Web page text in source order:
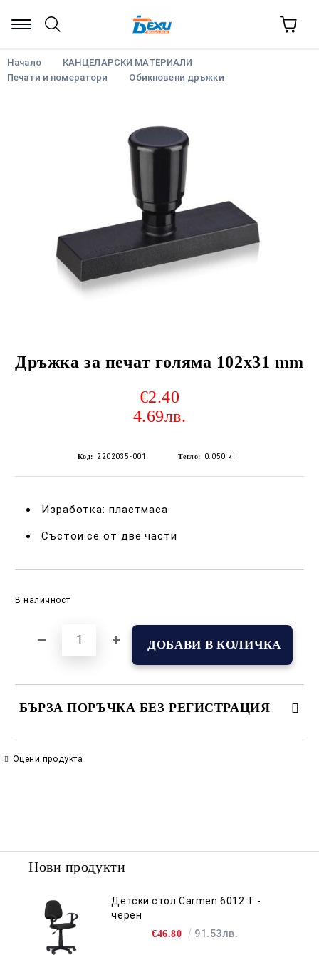
Начало
КАНЦЕЛАРСКИ МАТЕРИАЛИ
Печати и номератори
Обикновени дръжки
Дръжка за печат голяма 102x31 mm
€2.40
4.69лв.
Код: 2202035-001 Тегло: 0.050 кг
Изработка: пластмаса
Състои се от две части
В наличност
БЪРЗА ПОРЪЧКА БЕЗ РЕГИСТРАЦИЯ
Оцени продукта
Нови продукти
Детски стол Carmen 6012 T -
черен
€46.80 91.53лв.